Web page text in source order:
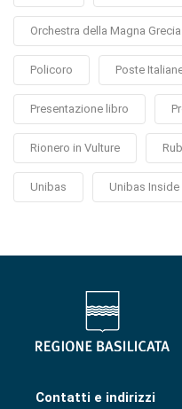
Orchestra della Magna Grecia
Policoro Poste
Presentazione libro
Rionero in Vulture
Unibas Unibas Inside
Contatti e indirizzi